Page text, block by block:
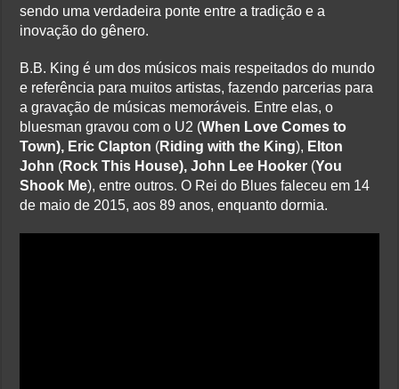
sendo uma verdadeira ponte entre a tradição e a
inovação do gênero.
B.B. King é um dos músicos mais respeitados do mundo
e referência para muitos artistas, fazendo parcerias para
a gravação de músicas memoráveis. Entre elas, o
bluesman gravou com o U2 (When Love Comes to
Town), Eric Clapton (Riding with the King), Elton
John (Rock This House), John Lee Hooker (You
Shook Me), entre outros. O Rei do Blues faleceu em 14
de maio de 2015, aos 89 anos, enquanto dormia.